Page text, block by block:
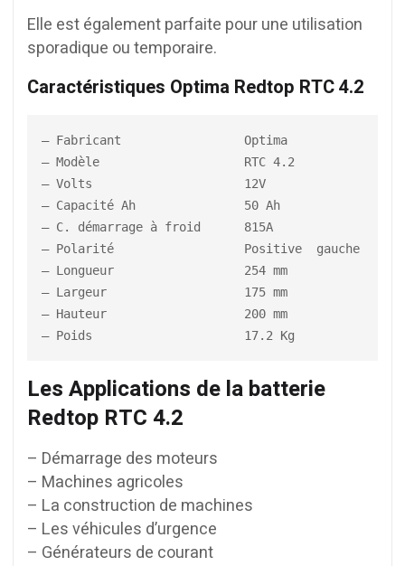
Elle est également parfaite pour une utilisation
sporadique ou temporaire.
Caractéristiques Optima Redtop RTC 4.2
– Fabricant                 Optima
– Modèle                    RTC 4.2
– Volts                     12V
– Capacité Ah               50 Ah
– C. démarrage à froid      815A
– Polarité                  Positive  gauche
– Longueur                  254 mm
– Largeur                   175 mm
– Hauteur                   200 mm
– Poids                     17.2 Kg
Les Applications de la batterie
Redtop RTC 4.2
– Démarrage des moteurs
– Machines agricoles
– La construction de machines
– Les véhicules d’urgence
– Générateurs de courant